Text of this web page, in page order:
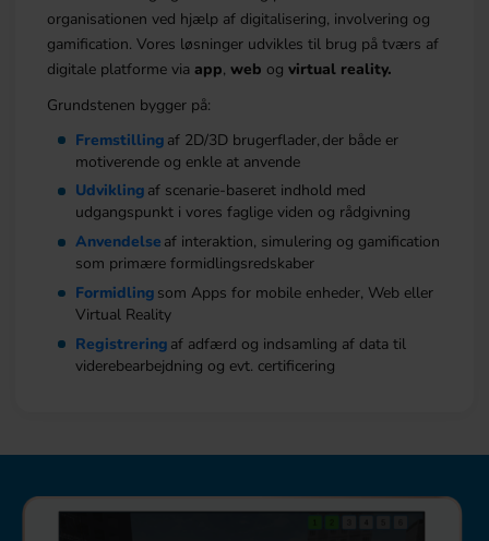
organisationen ved hjælp af digitalisering, involvering og
gamification. Vores løsninger udvikles til brug på tværs af
digitale platforme viaapp,web ogvirtual reality.
Grundstenen bygger på:
Fremstilling af 2D/3D brugerflader, der både er
motiverende og enkle at anvende
Udvikling af scenarie-baseret indhold med
udgangspunkt i vores faglige viden og rådgivning
Anvendelse af interaktion, simulering og gamification
som primære formidlingsredskaber
Formidling som Apps for mobile enheder, Web eller
Virtual Reality
Registrering af adfærd og indsamling af data til
viderebearbejdning og evt. certificering